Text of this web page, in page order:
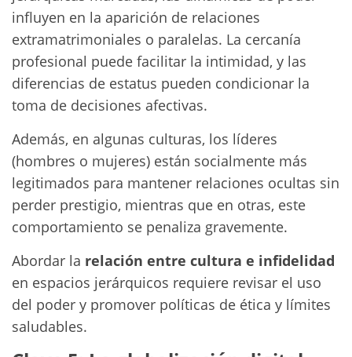
influyen en la aparición de relaciones
extramatrimoniales o paralelas. La cercanía
profesional puede facilitar la intimidad, y las
diferencias de estatus pueden condicionar la
toma de decisiones afectivas.
Además, en algunas culturas, los líderes
(hombres o mujeres) están socialmente más
legitimados para mantener relaciones ocultas sin
perder prestigio, mientras que en otras, este
comportamiento se penaliza gravemente.
Abordar la relación entre cultura e infidelidad
en espacios jerárquicos requiere revisar el uso
del poder y promover políticas de ética y límites
saludables.